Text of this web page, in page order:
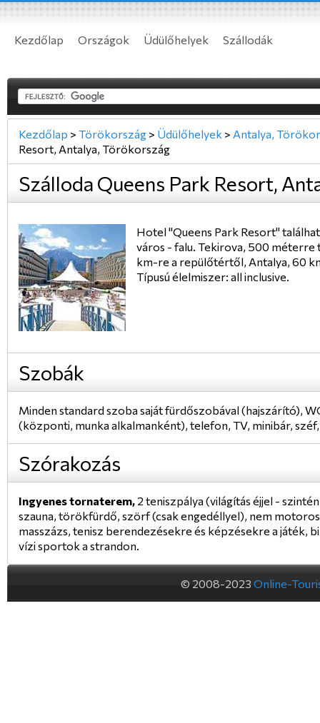
Kezdőlap Országok Üdülőhelyek Szállodák
Kezdőlap > Törökország > Üdülőhelyek > Antalya,
Resort, Antalya, Törökország
Szálloda Queens Park Resort,
Hotel "Queens Park Resort"
város - falu. Tekirova, 500 méterre
km-re a repülőtértől, Antalya, 60
Típusú élelmiszer: all inclusive.
Szobák
Minden standard szoba saját fürdőszobával (hajszárító),
(központi, munka alkalmanként), telefon, TV, minibár,
Szórakozás
Ingyenes tornaterem, 2 teniszpálya (világítás éjjel -
szauna, törökfürdő, szörf (csak engedéllyel), nem
masszázs, tenisz berendezésekre és képzésekre a játék,
vízi sportok a strandon.
© 2008-2023 Online-